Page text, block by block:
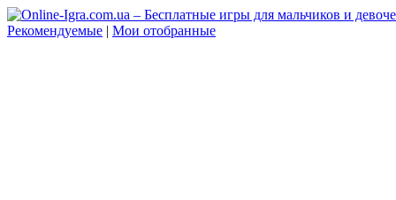
Рекомендуемые | Мои отобранные